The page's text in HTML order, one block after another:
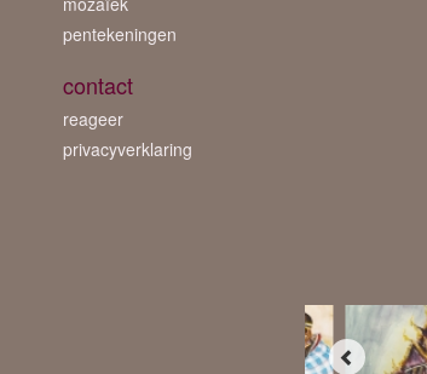
pentekeningen
contact
reageer
privacyverklaring